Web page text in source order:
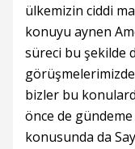
ülkemizin ciddi
konuyu aynen
süreci bu şekilde
bizler bu
önce de
konusunda da